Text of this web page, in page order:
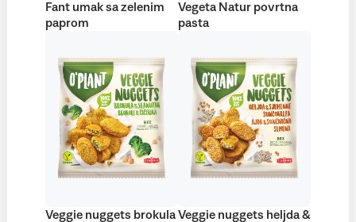
Fant umak sa zelenim
paprom
Vegeta Natur povrtna
pasta
Veggie nuggets brokulaVeggie nuggets heljda &